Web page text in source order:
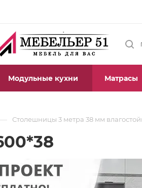
Модульные кухни Матрасы
— Столешницы 3 метра 38 мм